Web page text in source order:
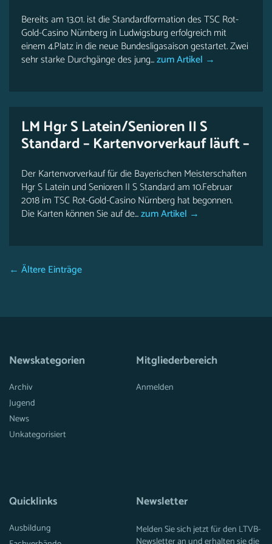
Bereits am 13.01. ist die Standardformation des TSC Rot-
Gold-Casino Nürnberg in Ludwigsburg erfolgreich mit
einem 4.Platz in die neue Bundesligasaison gestartet. Zwei
sehr starke Durchgänge des jung...zum Artikel →
LM Hgr S Latein/Senioren II S
Standard – Kartenvorverkauf läuft –
Der Kartenvorverkauf für die Bayerischen Meisterschaften
Hgr S Latein und Senioren II S Standard am 10.Februar
2018 im TSC Rot-Gold-Casino Nürnberg hat begonnen.
Die Karten können Sie auf de...zum Artikel →
← Ältere Einträge
Newskategorien
Archiv
Jugend
News
Unkategorisiert
Mitgliederbereich
Anmelden
Quicklinks
Ausbildung
Newsletter
Melden Sie sich jetzt für den LTVB-